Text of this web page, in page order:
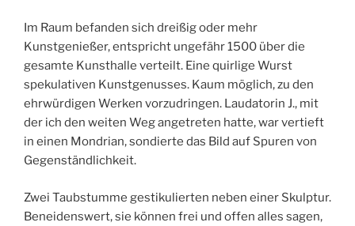
Im Raum befanden sich dreißig oder mehr
Kunstgenießer, entspricht ungefähr 1500 über die
gesamte Kunsthalle verteilt. Eine quirlige Wurst
spekulativen Kunstgenusses. Kaum möglich, zu den
ehrwürdigen Werken vorzudringen. Laudatorin J., mit
der ich den weiten Weg angetreten hatte, war vertieft
in einen Mondrian, sondierte das Bild auf Spuren von
Gegenständlichkeit.
Zwei Taubstumme gestikulierten neben einer Skulptur.
Beneidenswert, sie können frei und offen alles sagen,